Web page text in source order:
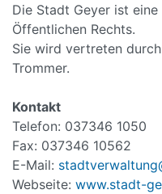
Die Stadt Geyer ist
Öffentlichen Rechts.
Sie wird vertreten
Trommer.
Kontakt
Telefon: 037346 1050
Fax: 037346 10562
E-Mail:
Webseite: www.stadt-